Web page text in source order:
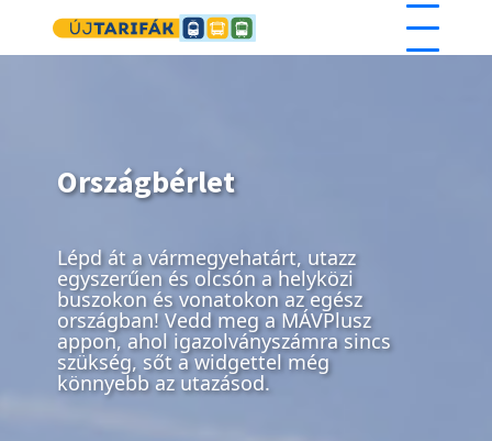
Ugrás a tartalomra
Országbérlet
Lépd át a vármegyehatárt, utazz
egyszerűen és olcsón a helyközi
buszokon és vonatokon az egész
országban! Vedd meg a MÁVPlusz
appon, ahol igazolványszámra sincs
szükség, sőt a widgettel még
könnyebb az utazásod.